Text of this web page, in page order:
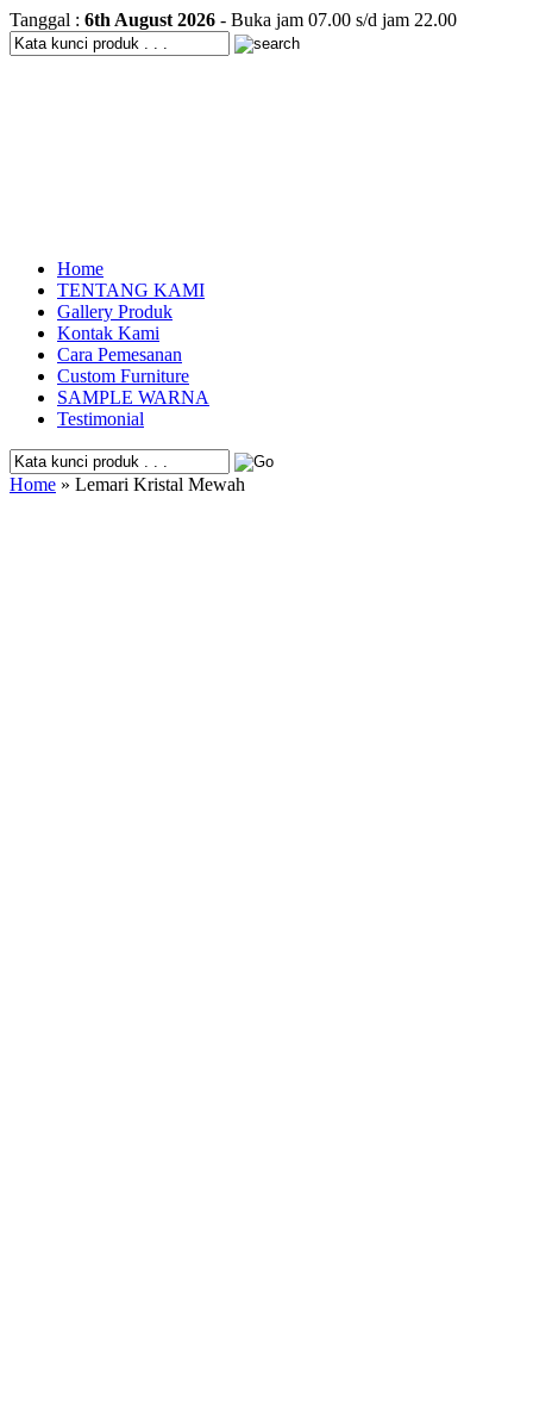
Tanggal : 6th August 2026 - Buka jam 07.00 s/d jam 22.00
Home
TENTANG KAMI
Gallery Produk
Kontak Kami
Cara Pemesanan
Custom Furniture
SAMPLE WARNA
Testimonial
Home » Lemari Kristal Mewah